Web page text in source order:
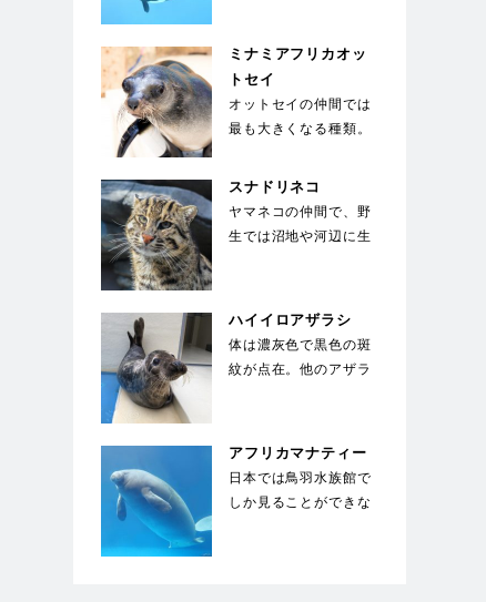
ミナミアフリカオッ
トセイ
オットセイの仲間では
最も大きくなる種類。
綿毛のような下毛が
スナドリネコ
ヤマネコの仲間で、野
生では沼地や河辺に生
ハイイロアザラシ
体は濃灰色で黒色の斑
紋が点在。他のアザラ
アフリカマナティー
日本では鳥羽水族館で
しか見ることができな